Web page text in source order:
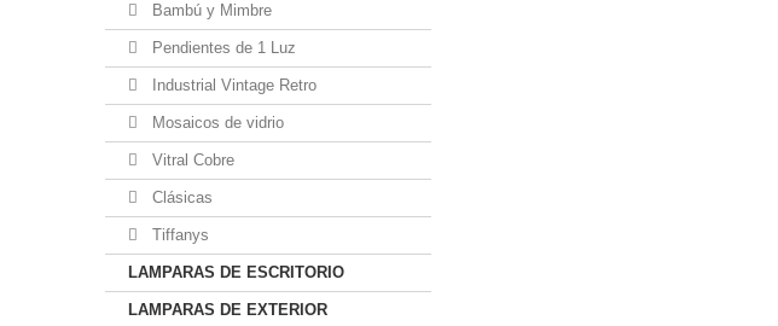
Bambú y Mimbre
Pendientes de 1 Luz
Industrial Vintage Retro
Mosaicos de vidrio
Vitral Cobre
Clásicas
Tiffanys
LAMPARAS DE ESCRITORIO
LAMPARAS DE EXTERIOR